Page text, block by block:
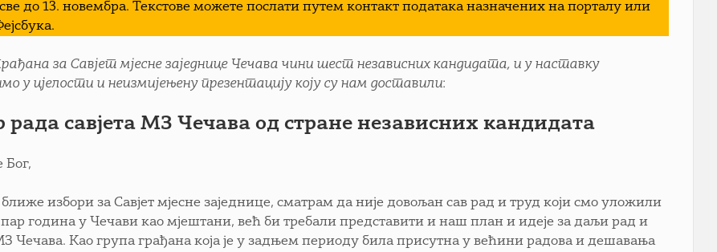
до 13. новембра. Текстове можете послати путем контакт података назначених на порталу или
за Савјет мјесне заједнице Чечава чини шест независних кандидата, и у наставку
у цјелости и неизмијењену презентацију коју су нам доставили:
рада савјета МЗ Чечава од стране независних кандидата
избори за Савјет мјесне заједнице, сматрам да није довољан сав рад и труд који смо уложили
пар година у Чечави као мјештани, већ би требали представити и наш план и идеје за даљи рад и
Чечава. Као група грађана која је у задњем периоду била присутна у већини радова и дешавања